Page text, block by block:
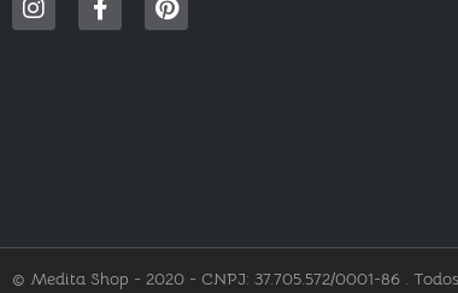
© Medita Shop - 2020 - CNPJ: 37.705.572/0001-86 .